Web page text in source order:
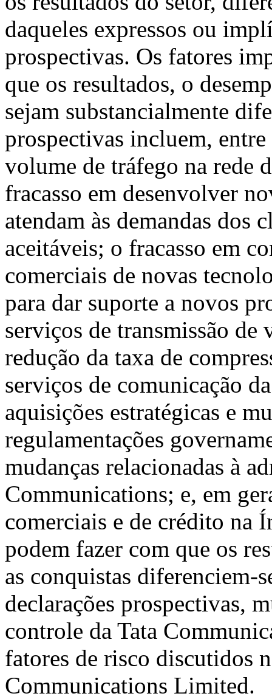
daqueles expressos ou
prospectivas. Os fatores
que os resultados, o
sejam substancialmente
prospectivas incluem,
volume de tráfego na rede
fracasso em desenvolver
atendam às demandas dos
aceitáveis; o fracasso em
comerciais de novas
para dar suporte a novos
serviços de transmissão
redução da taxa de
serviços de comunicação
aquisições estratégicas e
regulamentações
mudanças relacionadas à
Communications; e, em
comerciais e de crédito na
podem fazer com que os
as conquistas diferenciem-
declarações prospectivas,
controle da Tata
fatores de risco discutidos
Communications Limited.